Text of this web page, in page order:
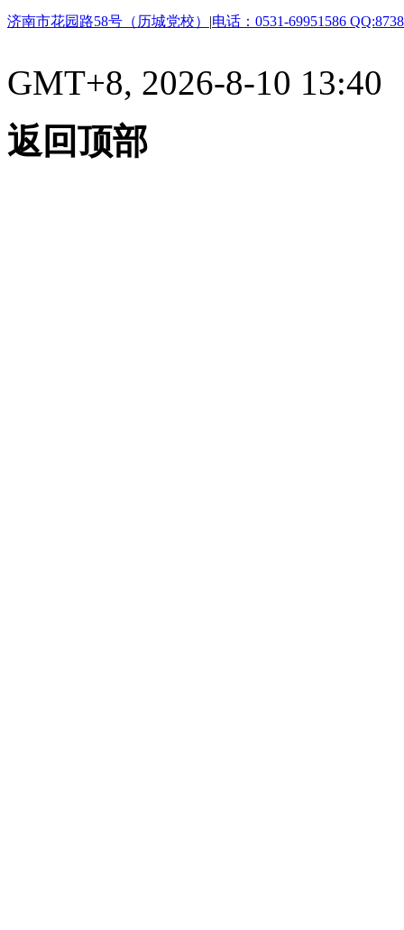
济南市花园路58号（历城党校） |电话：0531-69951586
GMT+8, 2026-8-10 13:40
返回顶部